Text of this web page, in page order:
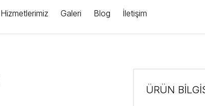
Hizmetlerimiz Galeri Blog İletişim
ÜRÜN